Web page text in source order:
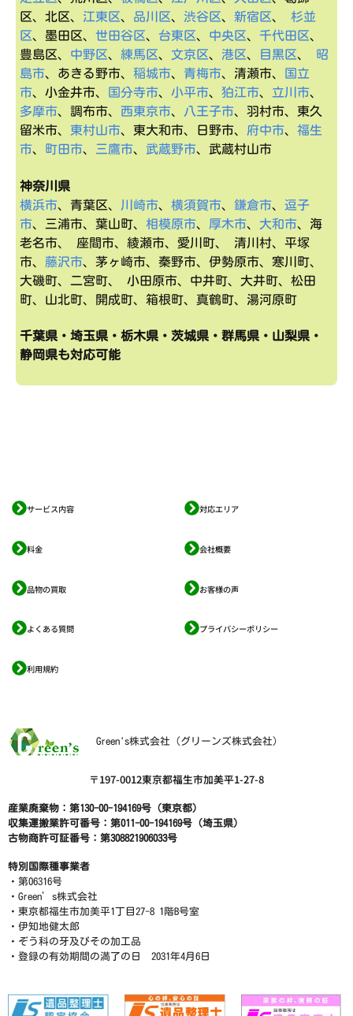
区、北区、 江東区、 品川区、 渋谷区、 新宿区、 杉並
区、墨田区、 世田谷区、 台東区、 中央区、 千代田区、
豊島区、 中野区、 練馬区、 文京区、 港区、 目黒区、
昭
島市、あきる野市、 稲城市、 青梅市、清瀬市、
国立
市、小金井市、 国分寺市、 小平市、 狛江市、 立川市、
多摩市、調布市、 西東京市、 八王子市、羽村市、東久
留米市、 東村山市、東大和市、日野市、 府中市、 福生
市、 町田市、 三鷹市、 武蔵野市、武蔵村山市
神奈川県
横浜市、青葉区、 川崎市、 横須賀市、 鎌倉市、 逗子
市、三浦市、葉山町、 相模原市、 厚木市、 大和市、海
老名市、 座間市、綾瀬市、愛川町、 清川村、平塚
市、 藤沢市、茅ヶ崎市、秦野市、伊勢原市、寒川町、
大磯町、二宮町、 小田原市、中井町、大井町、松田
町、山北町、開成町、箱根町、真鶴町、湯河原町
千葉県・埼玉県・栃木県・茨城県・群馬県・山梨県・
静岡県も対応可能
サービス内容 対応エリア
料金 会社概要
品物の買取 お客様の声
よくある質問 プライバシーポリシー
利用規約
Green's株式会社（グリーンズ株式会社）
〒197-0012東京都福生市加美平1-27-8
産業廃棄物：第130-00-194169号（東京都）
収集運搬業許可番号：第011-00-194169号（埼玉県）
古物商許可証番号：第308821906033号
特別国際種事業者
・第06316号
・Green’s株式会社
・東京都福生市加美平1丁目27-8 1階B号室
・伊知地健太郎
・ぞう科の牙及びその加工品
・登録の有効期間の満了の日 2031年4月6日